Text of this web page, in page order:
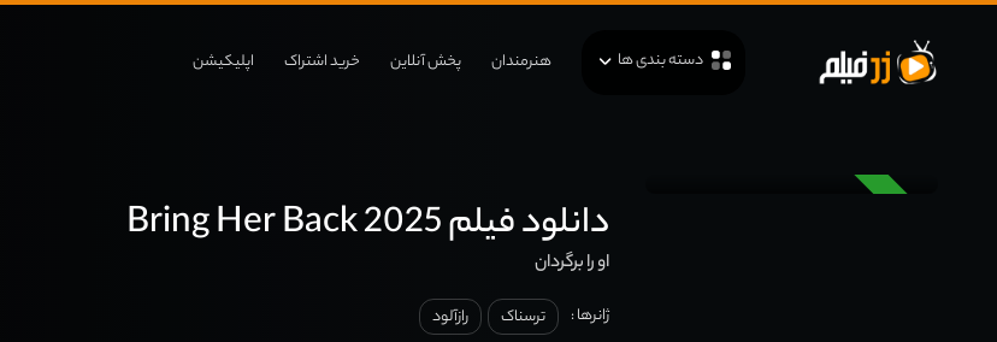
دسته بندی ها هنرمندان پخش آنلاین خرید اشتراک اپلیکیشن
دانلود فیلم Bring Her Back 2025
او را برگردان
ژانرها : ترسناک رازآلود